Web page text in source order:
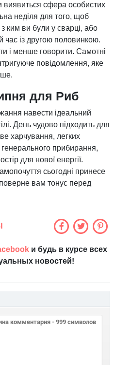
виявиться сфера особистих
неділя для того, щоб
ким ви були у сварці, або
час із другою половинкою.
і менше говорити. Самотні
повідомлення, яке
для Риб
навести ідеальний
День чудово підходить для
харчування, легких
прибирання,
для нової енергії.
сьогодні принесе
вам тонус перед
и будь в курсе всех
новостей!